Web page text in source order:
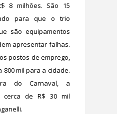
8 milhões. São 15
para que o trio
são equipamentos
apresentar falhas.
postos de emprego,
800 mil para a cidade.
do Carnaval, a
cerca de R$ 30 mil